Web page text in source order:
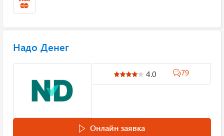
Надо Денег
4.0 79
Онлайн заявка